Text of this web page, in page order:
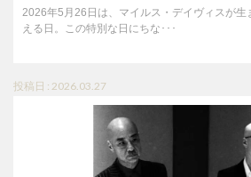
2026年5月26日は、マイルス・デイヴィスが生
える日。この特別な日にちな･･･
投稿日 : 2026.03.27